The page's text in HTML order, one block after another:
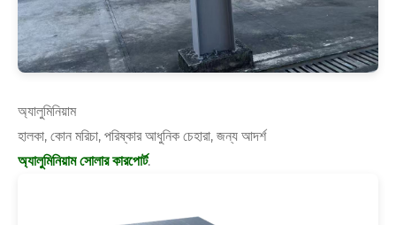
অ্যালুমিনিয়াম
হালকা, কোন মরিচা, পরিষ্কার আধুনিক চেহারা, জন্য আদর্শ
অ্যালুমিনিয়াম সোলার কারপোর্ট.